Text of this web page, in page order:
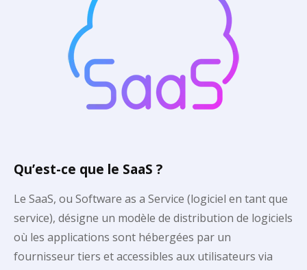
Qu’est-ce que le SaaS ?
Le SaaS, ou Software as a Service (logiciel en tant que
service), désigne un modèle de distribution de logiciels
où les applications sont hébergées par un
fournisseur tiers et accessibles aux utilisateurs via